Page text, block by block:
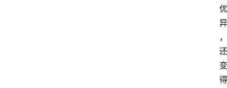
优
异
，
还
变
得